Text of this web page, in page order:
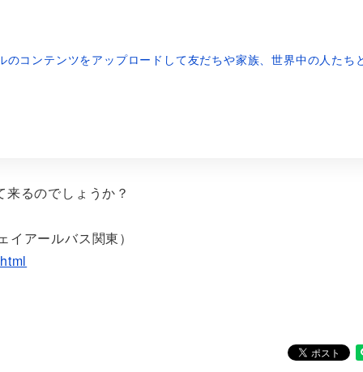
コンテンツをアップロードして友だちや家族、世界中の人たち
るのでしょうか？
アールバス関東）